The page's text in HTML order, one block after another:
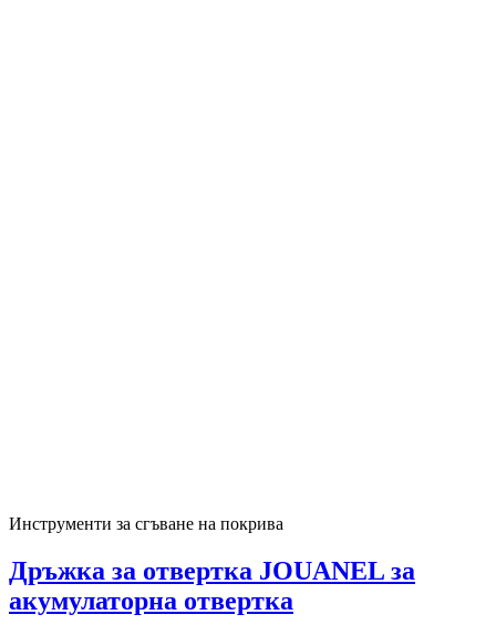
Инструменти за сгъване на покрива
Дръжка за отвертка JOUANEL за
акумулаторна отвертка